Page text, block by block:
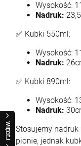
WIĘCEJ
Wysokość:
Nadruk:
✅ Kubki 550ml:
Wysokość:
Nadruk:
✅ Kubki 890ml:
Wysokość:
Nadruk:
Stosujemy nadruk
pionie, jednak